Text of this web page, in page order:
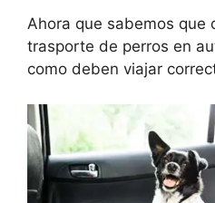
Ahora que sabemos que
trasporte de perros en
como deben viajar